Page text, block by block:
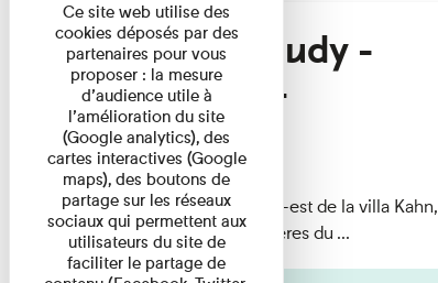
Hélène Gaudy -
Villa Zamir
Lecture
couchant) [Angle nord-est de la villa Kahn,
dite villa Zamir et lumières du ...
Ce site web utilise des
cookies déposés par des
partenaires pour vous
proposer : la mesure
d’audience utile à
l’amélioration du site
(Google analytics), des
cartes interactives (Google
maps), des boutons de
partage sur les réseaux
sociaux qui permettent aux
utilisateurs du site de
faciliter le partage de